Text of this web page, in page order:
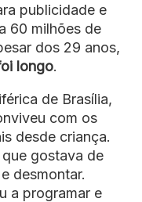
publicidade e
60 milhões de
dos 29 anos,
longo.
de Brasília,
com os
desde criança.
gostava de
desmontar.
a programar e